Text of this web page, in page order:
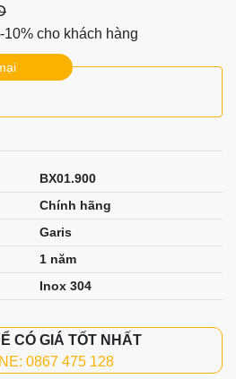
cho khách hàng
BX01.900
Chính hãng
Garis
1 năm
Inox 304
CÓ GIÁ TỐT NHẤT
0867 475 128